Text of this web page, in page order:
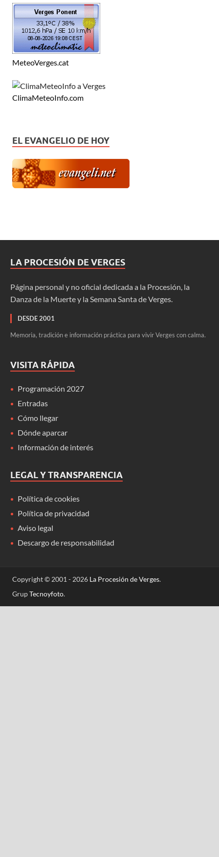
MeteoVerges.cat
ClimaMeteoInfo.com
EL EVANGELIO DE HOY
LA PROCESIÓN DE VERGES
Página personal y no oficial dedicada a la Procesión, la
Danza de la Muerte y la Semana Santa de Verges.
DESDE 2001
Memoria, tradición e información práctica para vivir Verges con calma.
VISITA RÁPIDA
Programación 2027
Entradas
Cómo llegar
Dónde aparcar
Información de interés
LEGAL Y TRANSPARENCIA
Política de cookies
Política de privacidad
Aviso legal
Descargo de responsabilidad
Copyright © 2001 - 2026 La Procesión de Verges.
GrupTecnoyfoto.